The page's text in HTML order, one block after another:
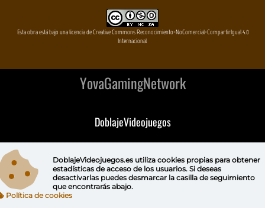
Esta obra está bajo una licencia de Creative Commons Reconocimiento-NoComercial-CompartirIgual 4.0
Internacional
YovaGamingNetwork
DoblajeVideojuegos
DeVuego GAL
DoblajeVideojuegos.es utiliza cookies propiaspara obtener
estadísticas de acceso de los usuarios. Si deseas
desactivarlas puedes desmarcar la casilla de seguimiento
que encontrarás abajo.
Política de cookies